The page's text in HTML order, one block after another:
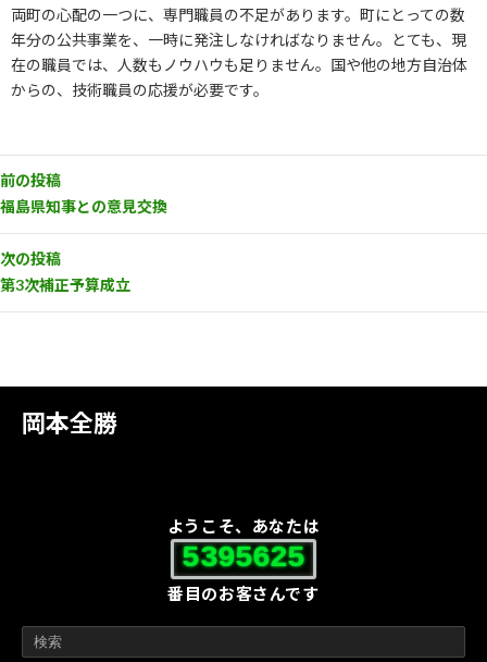
岡本全勝
ようこそ、あなたは
5395625
番目のお客さんです
両町の心配の一つに、専門職員の不足があります。町にとっての数
年分の公共事業を、一時に発注しなければなりません。とても、現
在の職員では、人数もノウハウも足りません。国や他の地方自治体
からの、技術職員の応援が必要です。
前の投稿
福島県知事との意見交換
次の投稿
第3次補正予算成立